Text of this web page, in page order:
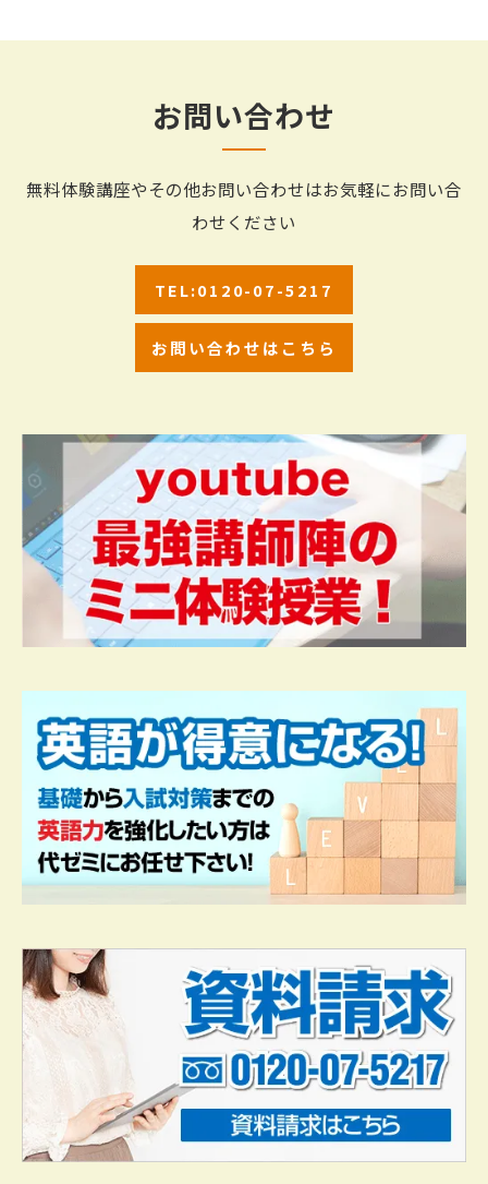
お問い合わせ
無料体験講座やその他お問い合わせはお気軽にお問い合
わせください
TEL:0120-07-5217
お問い合わせはこちら